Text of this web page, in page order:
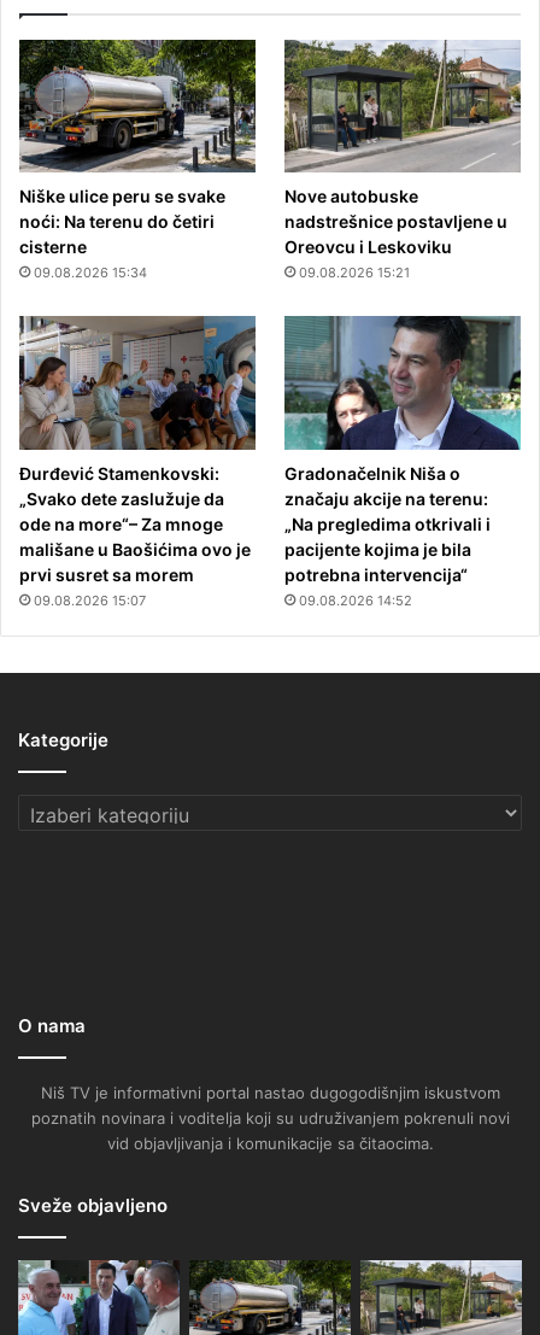
Niške ulice peru se svake
noći: Na terenu do četiri
cisterne
09.08.2026 15:34
Nove autobuske
nadstrešnice postavljene u
Oreovcu i Leskoviku
09.08.2026 15:21
Đurđević Stamenkovski:
„Svako dete zaslužuje da
ode na more“– Za mnoge
mališane u Baošićima ovo je
prvi susret sa morem
09.08.2026 15:07
Gradonačelnik Niša o
značaju akcije na terenu:
„Na pregledima otkrivali i
pacijente kojima je bila
potrebna intervencija“
09.08.2026 14:52
Kategorije
Kategorije
O nama
Niš TV je informativni portal nastao dugogodišnjim iskustvom
poznatih novinara i voditelja koji su udruživanjem pokrenuli novi
vid objavljivanja i komunikacije sa čitaocima.
Sveže objavljeno